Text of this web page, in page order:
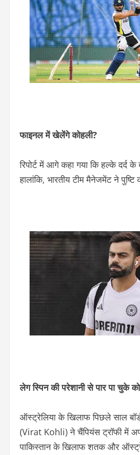
फाइनल में खेलेंगे कोहली?
रिपोर्ट में आगे कहा गया कि हल्के दर्द
हालांकि, भारतीय टीम मैनेजमेंट ने
लेग स्पिन की परेशानी से पार पा चुके
ऑस्ट्रेलिया के खिलाफ पिछले साल
(Virat Kohli) ने चैंपियंस ट्रॉफी में
पाकिस्तान के खिलाफ शतक और